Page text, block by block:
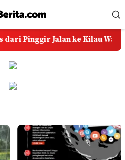
Pinggir Jalan ke Kilau Warna-